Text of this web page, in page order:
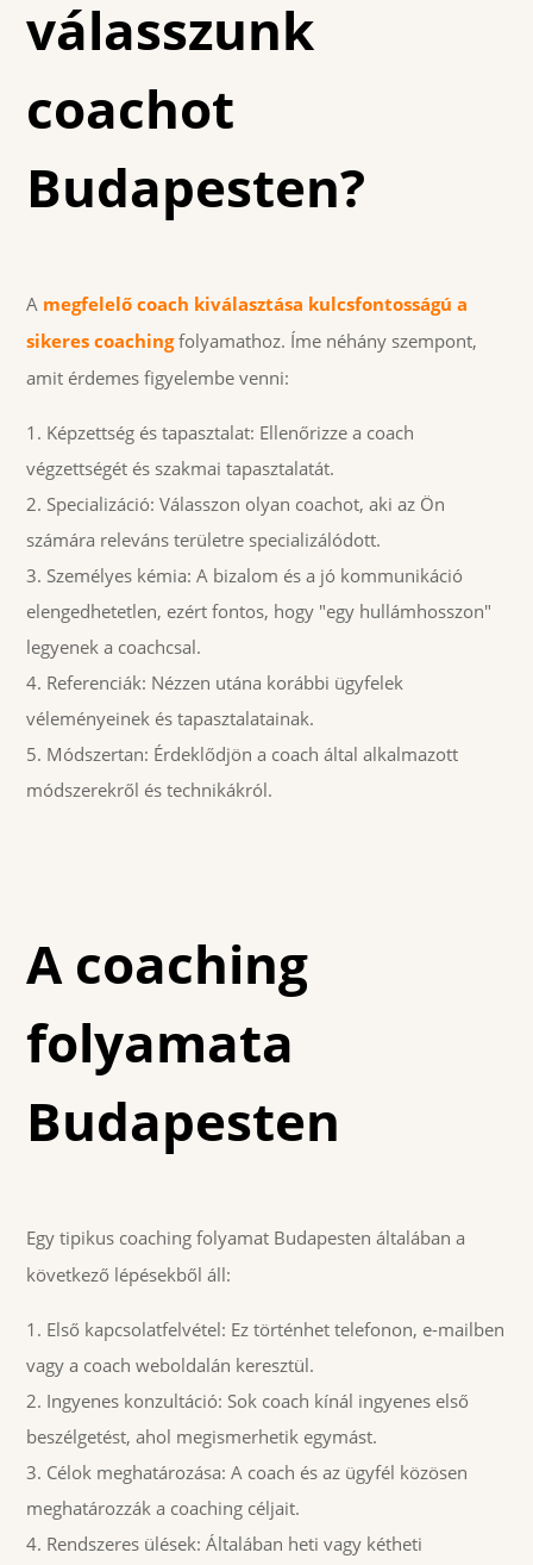
válasszunk
coachot
Budapesten?
A megfelelő coach kiválasztása kulcsfontosságú a
sikeres coachingfolyamathoz. Íme néhány szempont,
amit érdemes figyelembe venni:
Képzettség és tapasztalat: Ellenőrizze a coach
végzettségét és szakmai tapasztalatát.
Specializáció: Válasszon olyan coachot, aki az Ön
számára releváns területre specializálódott.
Személyes kémia: A bizalom és a jó kommunikáció
elengedhetetlen, ezért fontos, hogy "egy hullámhosszon"
legyenek a coachcsal.
Referenciák: Nézzen utána korábbi ügyfelek
véleményeinek és tapasztalatainak.
Módszertan: Érdeklődjön a coach által alkalmazott
módszerekről és technikákról.
A coaching
folyamata
Budapesten
Egy tipikus coaching folyamat Budapesten általában a
következő lépésekből áll:
Első kapcsolatfelvétel: Ez történhet telefonon, e-mailben
vagy a coach weboldalán keresztül.
Ingyenes konzultáció: Sok coach kínál ingyenes első
beszélgetést, ahol megismerhetik egymást.
Célok meghatározása: A coach és az ügyfél közösen
meghatározzák a coaching céljait.
Rendszeres ülések: Általában heti vagy kétheti